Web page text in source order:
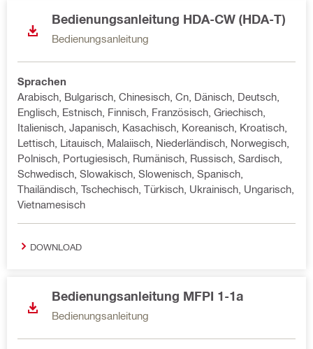
Bedienungsanleitung HDA-CW (HDA-T)
Bedienungsanleitung
Sprachen
Arabisch, Bulgarisch, Chinesisch, Cn, Dänisch, Deutsch,
Englisch, Estnisch, Finnisch, Französisch, Griechisch,
Italienisch, Japanisch, Kasachisch, Koreanisch, Kroatisch,
Lettisch, Litauisch, Malaiisch, Niederländisch, Norwegisch,
Polnisch, Portugiesisch, Rumänisch, Russisch, Sardisch,
Schwedisch, Slowakisch, Slowenisch, Spanisch,
Thailändisch, Tschechisch, Türkisch, Ukrainisch, Ungarisch,
Vietnamesisch
DOWNLOAD
Bedienungsanleitung MFPI 1-1a
Bedienungsanleitung